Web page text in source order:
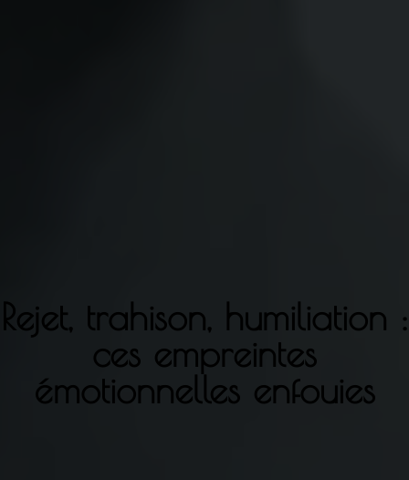
Rejet, trahison, humiliation :
ces empreintes
émotionnelles enfouies